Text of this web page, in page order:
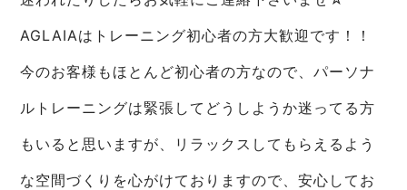
AGLAIAはトレーニング初心者の方大歓迎です！！
今のお客様もほとんど初心者の方なので、パーソナ
ルトレーニングは緊張してどうしようか迷ってる方
もいると思いますが、リラックスしてもらえるよう
な空間づくりを心がけておりますので、安心してお